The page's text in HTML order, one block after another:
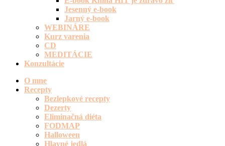
Jesenný e-book
Jarný e-book
WEBINÁRE
Kurz varenia
CD
MEDITÁCIE
Konzultácie
O mne
Recepty
Bezlepkové recepty
Dezerty
Eliminačná diéta
FODMAP
Halloween
Hlavné jedlá